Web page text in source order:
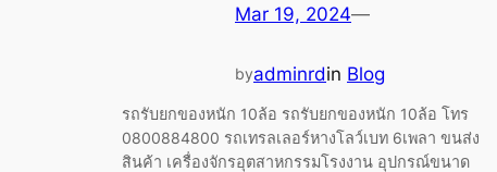
Mar 19, 2024—
byadminrdin Blog
รถรับยกของหนัก 10ล้อ รถรับยกของหนัก 10ล้อ โทร
0800884800 รถเทรลเลอร์หางโลว์เบท 6เพลา ขนส่ง
สินค้า เครื่องจักรอุตสาหกรรมโรงงาน อุปกรณ์ขนาด